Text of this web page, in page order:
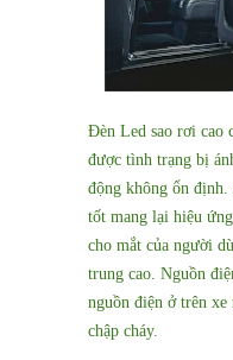
Đèn Led sao rơi cao
được tình trạng bị
động không ổn
tốt mang lại hiệu
cho mắt của người
trung cao. Nguồn
nguồn điện ở trên xe
chập cháy.